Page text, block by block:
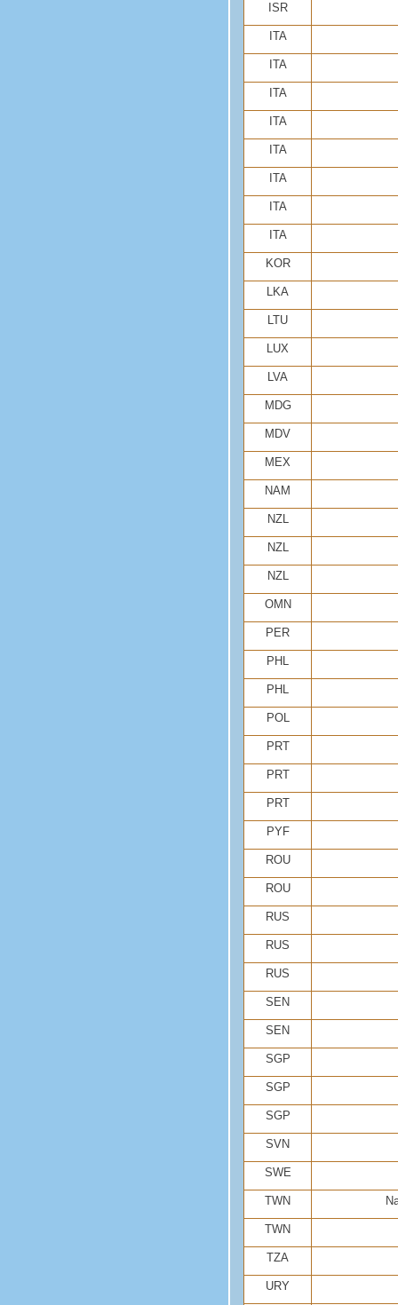
ISR
ITA
ITA
ITA
ITA
ITA
ITA
ITA
ITA
KOR
LKA
LTU
LUX
LVA
MDG
MDV
MEX
NAM
NZL
NZL
NZL
OMN
PER
PHL
PHL
POL
PRT
PRT
PRT
PYF
ROU
ROU
RUS
RUS
RUS
SEN
SEN
SGP
SGP
SGP
SVN
SWE
TWN
TWN
TZA
URY